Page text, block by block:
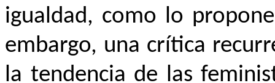
igualdad, como lo
embargo, una crítica
la tendencia de las